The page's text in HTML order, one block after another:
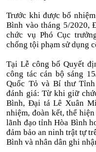
Trước khi được bổ
Bình vào tháng 5/2020,
chức vụ Phó Cục
chống tội phạm sử dụng
Tại Lễ công bố Quyết
công tác cán bộ sáng
Quốc Tỏ và Bí thư
đánh giá: Từ khi giữ
Bình, Đại tá Lê Xuân
nhiệm, đoàn kết, thể
lãnh đạo tỉnh Hòa Bình
đảm bảo an ninh trật tự
Bình và nhân dân ghi